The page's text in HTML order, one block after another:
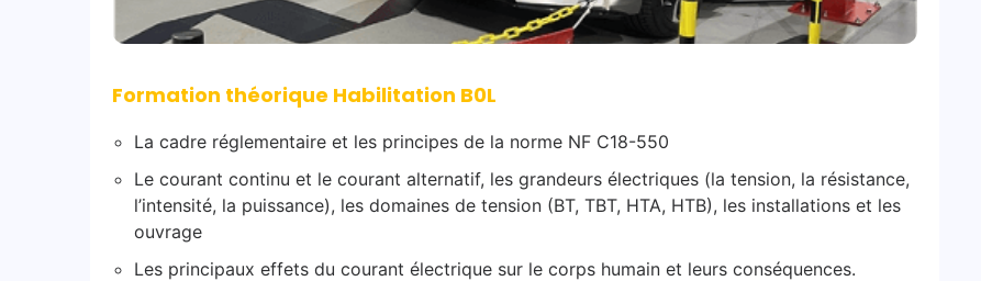
Formation théorique Habilitation B0L
La cadre réglementaire et les principes de la norme NF C18-550
Le courant continu et le courant alternatif, les grandeurs électriques (la tension, la résistance,
l’intensité, la puissance), les domaines de tension (BT, TBT, HTA, HTB), les installations et les
ouvrage
Les principaux effets du courant électrique sur le corps humain et leurs conséquences.